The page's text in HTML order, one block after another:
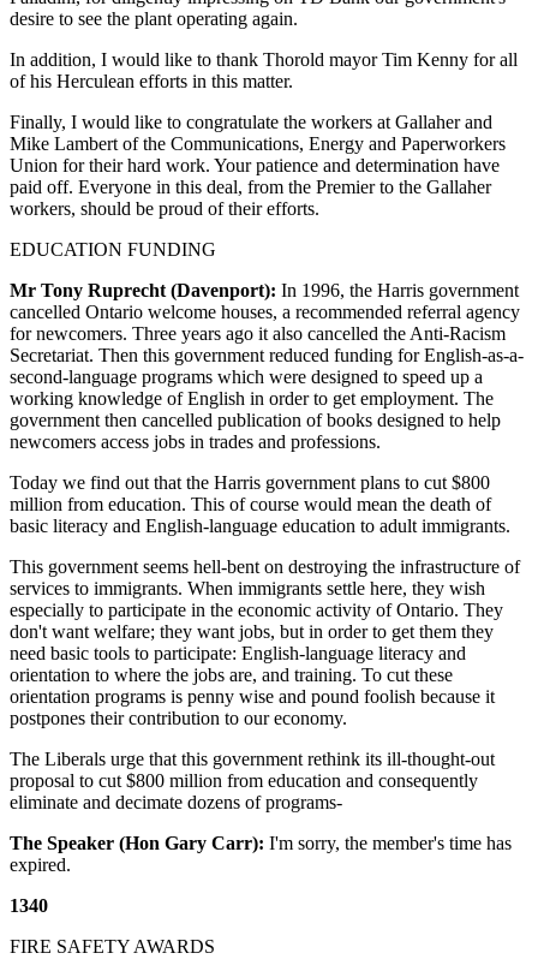
desire to see the plant operating again.
In addition, I would like to thank Thorold mayor Tim Kenny for all
of his Herculean efforts in this matter.
Finally, I would like to congratulate the workers at Gallaher and
Mike Lambert of the Communications, Energy and Paperworkers
Union for their hard work. Your patience and determination have
paid off. Everyone in this deal, from the Premier to the Gallaher
workers, should be proud of their efforts.
EDUCATION FUNDING
Mr Tony Ruprecht (Davenport): In 1996, the Harris government
cancelled Ontario welcome houses, a recommended referral agency
for newcomers. Three years ago it also cancelled the Anti-Racism
Secretariat. Then this government reduced funding for English-as-a-
second-language programs which were designed to speed up a
working knowledge of English in order to get employment. The
government then cancelled publication of books designed to help
newcomers access jobs in trades and professions.
Today we find out that the Harris government plans to cut $800
million from education. This of course would mean the death of
basic literacy and English-language education to adult immigrants.
This government seems hell-bent on destroying the infrastructure of
services to immigrants. When immigrants settle here, they wish
especially to participate in the economic activity of Ontario. They
don't want welfare; they want jobs, but in order to get them they
need basic tools to participate: English-language literacy and
orientation to where the jobs are, and training. To cut these
orientation programs is penny wise and pound foolish because it
postpones their contribution to our economy.
The Liberals urge that this government rethink its ill-thought-out
proposal to cut $800 million from education and consequently
eliminate and decimate dozens of programs-
The Speaker (Hon Gary Carr): I'm sorry, the member's time has
expired.
1340
FIRE SAFETY AWARDS